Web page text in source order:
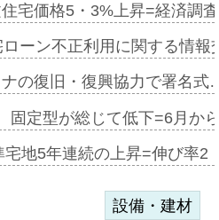
宅価格5・3%上昇=経済調
ーン不正利用に関する情
の復旧・復興協力で署名
固定型が総じて低下=6月か
宅地5年連続の上昇=伸び率
設備・建材